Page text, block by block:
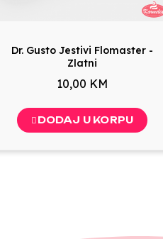
Dr. Gusto Jestivi Flomaster -
Zlatni
10,00 KM
DODAJ U KORPU